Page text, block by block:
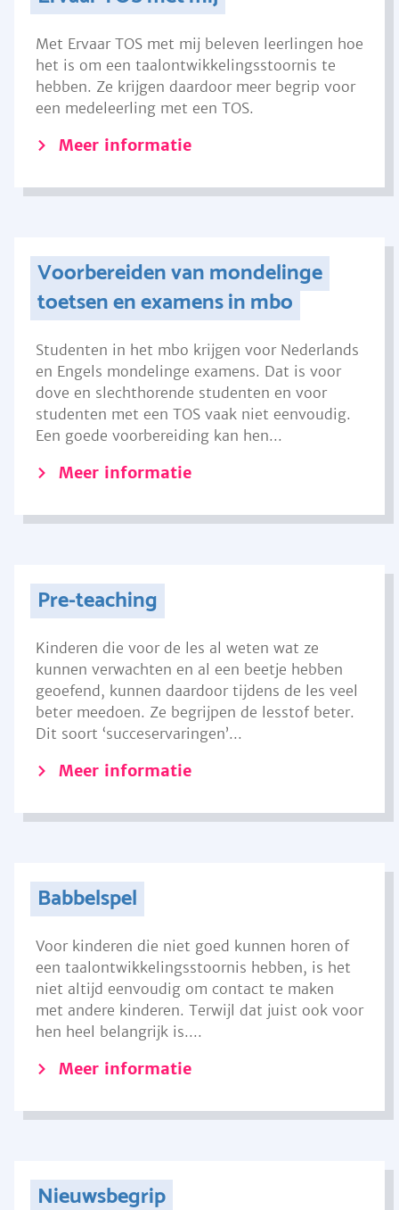
Met Ervaar TOS met mij beleven leerlingen hoe
het is om een taalontwikkelingsstoornis te
hebben. Ze krijgen daardoor meer begrip voor
een medeleerling met een TOS.
Meer informatie
Voorbereiden van mondelinge
toetsen en examens in mbo
Studenten in het mbo krijgen voor Nederlands
en Engels mondelinge examens. Dat is voor
dove en slechthorende studenten en voor
studenten met een TOS vaak niet eenvoudig.
Een goede voorbereiding kan hen...
Meer informatie
Pre-teaching
Kinderen die voor de les al weten wat ze
kunnen verwachten en al een beetje hebben
geoefend, kunnen daardoor tijdens de les veel
beter meedoen. Ze begrijpen de lesstof beter.
Dit soort ‘succeservaringen’...
Meer informatie
Babbelspel
Voor kinderen die niet goed kunnen horen of
een taalontwikkelingsstoornis hebben, is het
niet altijd eenvoudig om contact te maken
met andere kinderen. Terwijl dat juist ook voor
hen heel belangrijk is....
Meer informatie
Nieuwsbegrip